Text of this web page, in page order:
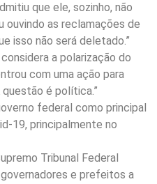
que ele, sozinho, não
ouvindo as reclamações de
isso não será deletado.”
a polarização do
com uma ação para
questão é política.”
federal como principal
19, principalmente no
Tribunal Federal
e prefeitos a